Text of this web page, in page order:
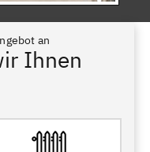
an
Ihnen